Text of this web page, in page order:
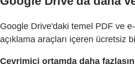
Google Drive'daki temel PDF ve
açıklama araçları içeren ücretsiz
Çevrimiçi ortamda daha